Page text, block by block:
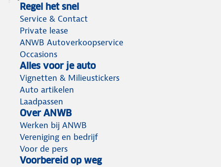
Regel het snel
Service & Contact
Private lease
ANWB Autoverkoopservice
Occasions
Alles voor je auto
Vignetten & Milieustickers
Auto artikelen
Laadpassen
Over ANWB
Werken bij ANWB
Vereniging en bedrijf
Voor de pers
Voorbereid op weg